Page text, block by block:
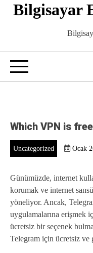
SkipBilgisayar
Which VPN is
Uncategorized Ocak
Günümüzde, internet
korumak ve internet
yöneliyor. Ancak,
uygulamalarına erişmek
ücretsiz bir seçenek
Telegram için ücretsiz ve